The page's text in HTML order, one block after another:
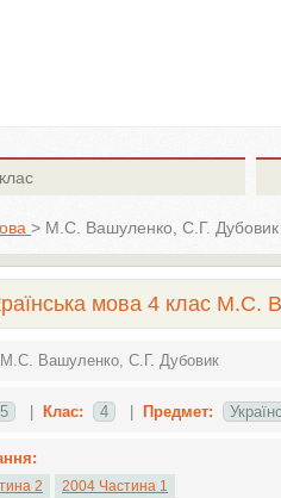
> М.С. Вашуленко, С.Г. Дубовик
мова 4 клас М.С.
М.С. Вашуленко, С.Г. Дубовик
Клас: 4 Предмет:
2 2004 Частина 1